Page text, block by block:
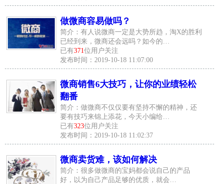
做微商容易做吗？
简介：有人说微商一定是大势所趋，淘X的胜利
已经到来，微商还会远吗？如今的…
已有371位用户关注
发布时间：2019-10-18 11:07:00
微商销售6大技巧，让你的业绩轻松
翻番
简介：做微商不仅仅要有坚持不懈的精神，还
要有技巧来锦上添花，今天小编给…
已有323位用户关注
发布时间：2019-10-18 11:02:37
微商卖货难，该如何解决
简介：很多做微商的宝妈都会说自己的产品
好，以为自己产品足够的优质，就会…